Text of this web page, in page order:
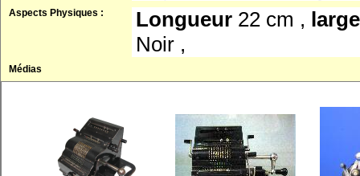
Aspects Physiques :
Longueur 22 cm ,
Noir ,
Médias